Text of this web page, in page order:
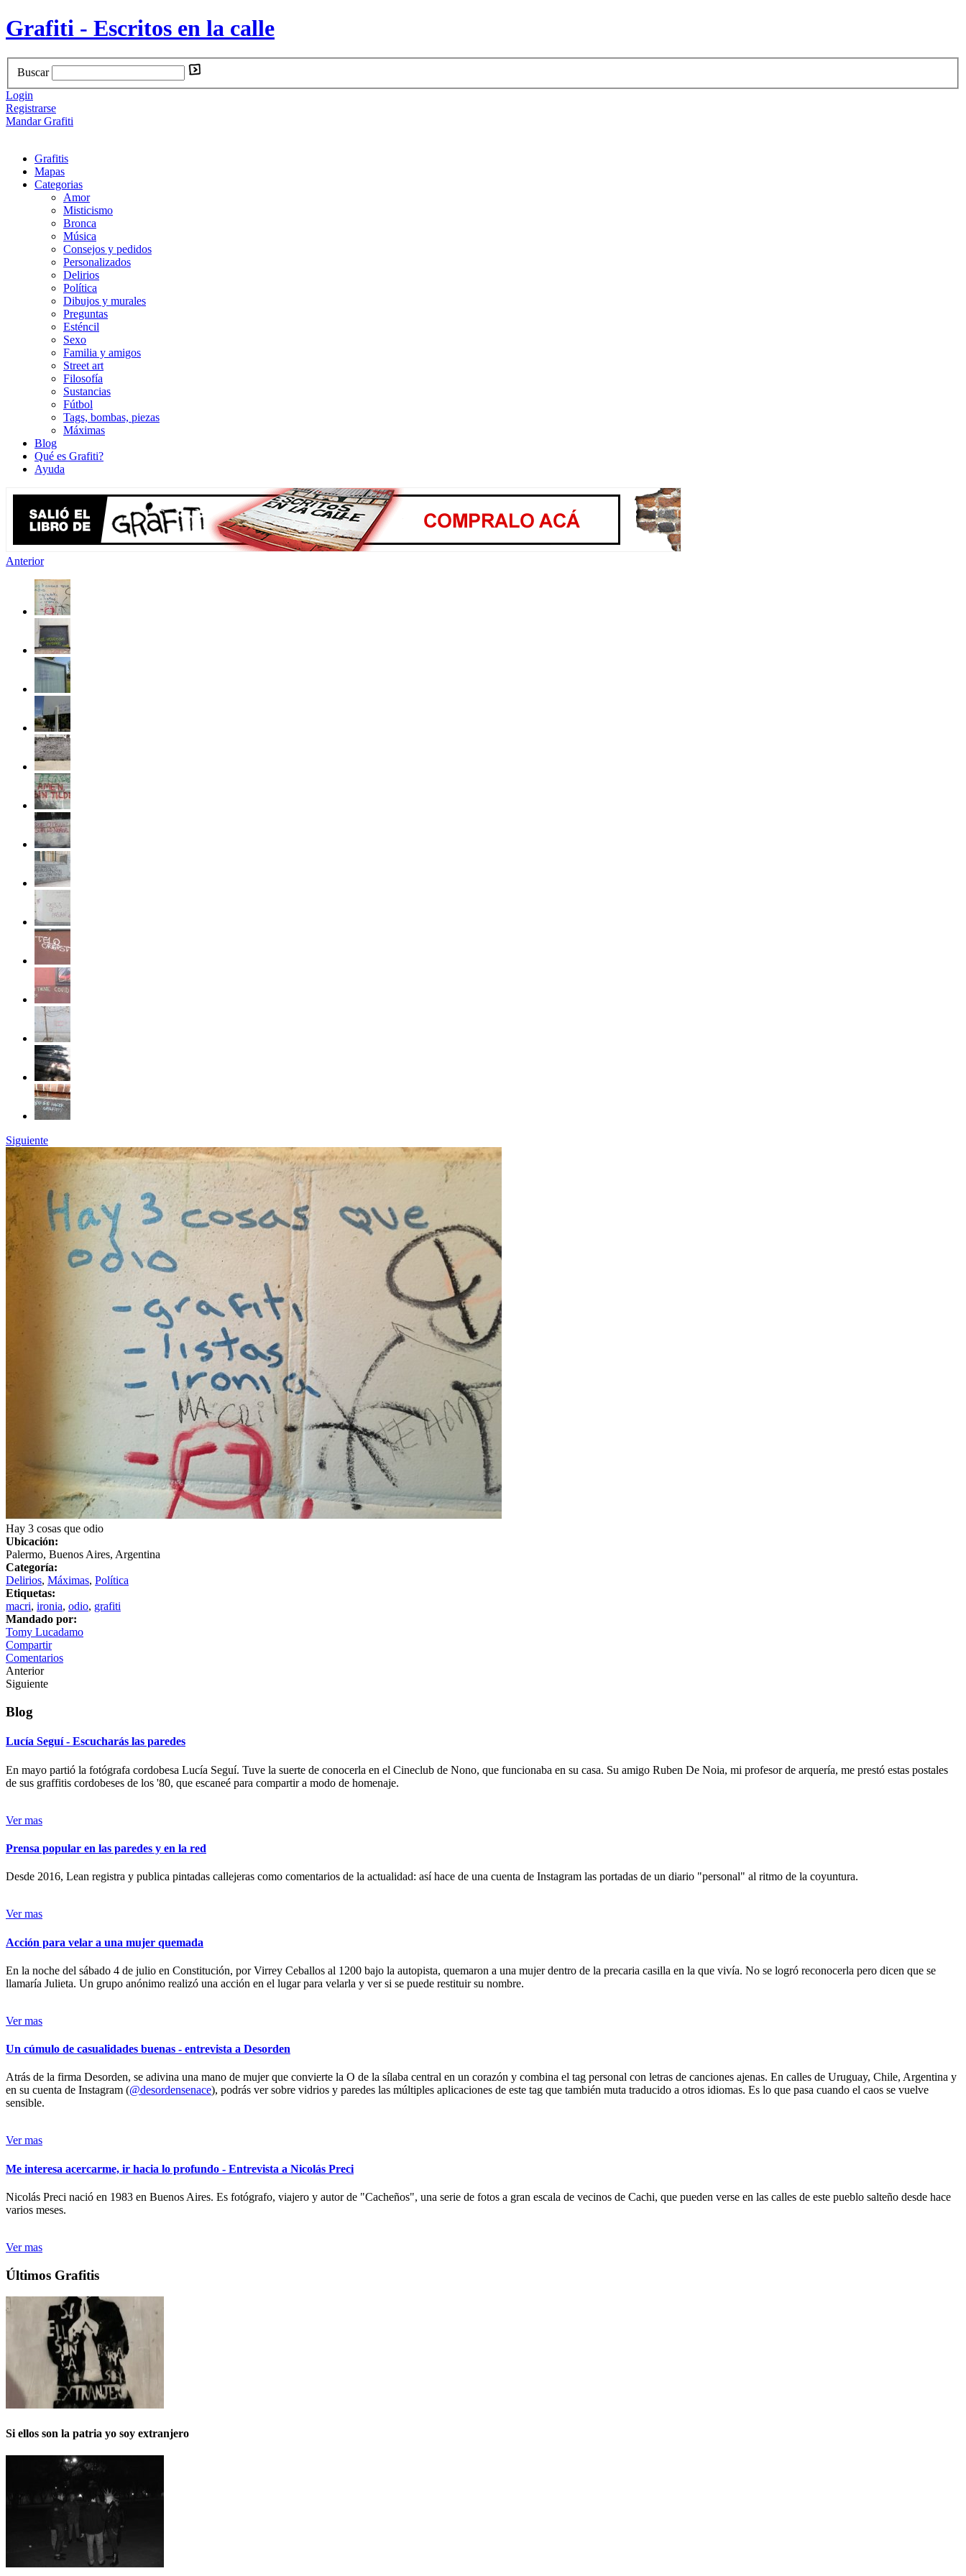
Grafiti - Escritos en la calle
Buscar
Login
Registrarse
Mandar Grafiti
Grafitis
Mapas
Categorias
Amor
Misticismo
Bronca
Música
Consejos y pedidos
Personalizados
Delirios
Política
Dibujos y murales
Preguntas
Esténcil
Sexo
Familia y amigos
Street art
Filosofía
Sustancias
Fútbol
Tags, bombas, piezas
Máximas
Blog
Qué es Grafiti?
Ayuda
Anterior
Siguiente
Hay 3 cosas que odio
Ubicación:
Palermo, Buenos Aires, Argentina
Categoría:
Delirios, Máximas, Política
Etiquetas:
macri, ironia, odio, grafiti
Mandado por:
Tomy Lucadamo
Compartir
Comentarios
Anterior
Siguiente
Blog
Lucía Seguí - Escucharás las paredes
En mayo partió la fotógrafa cordobesa Lucía Seguí. Tuve la suerte de conocerla en el Cineclub de Nono, que funcionaba en su casa. Su amigo Ruben De Noia, mi profesor de arquería, me prestó estas postales
de sus graffitis cordobeses de los '80, que escaneé para compartir a modo de homenaje.
Ver mas
Prensa popular en las paredes y en la red
Desde 2016, Lean registra y publica pintadas callejeras como comentarios de la actualidad: así hace de una cuenta de Instagram las portadas de un diario "personal" al ritmo de la coyuntura.
Ver mas
Acción para velar a una mujer quemada
En la noche del sábado 4 de julio en Constitución, por Virrey Ceballos al 1200 bajo la autopista, quemaron a una mujer dentro de la precaria casilla en la que vivía. No se logró reconocerla pero dicen que se
llamaría Julieta. Un grupo anónimo realizó una acción en el lugar para velarla y ver si se puede restituir su nombre.
Ver mas
Un cúmulo de casualidades buenas - entrevista a Desorden
Atrás de la firma Desorden, se adivina una mano de mujer que convierte la O de la sílaba central en un corazón y combina el tag personal con letras de canciones ajenas. En calles de Uruguay, Chile, Argentina y
en su cuenta de Instagram (@desordensenace), podrás ver sobre vidrios y paredes las múltiples aplicaciones de este tag que también muta traducido a otros idiomas. Es lo que pasa cuando el caos se vuelve
sensible.
Ver mas
Me interesa acercarme, ir hacia lo profundo - Entrevista a Nicolás Preci
Nicolás Preci nació en 1983 en Buenos Aires. Es fotógrafo, viajero y autor de "Cacheños", una serie de fotos a gran escala de vecinos de Cachi, que pueden verse en las calles de este pueblo salteño desde hace
varios meses.
Ver mas
Últimos Grafitis
Si ellos son la patria yo soy extranjero